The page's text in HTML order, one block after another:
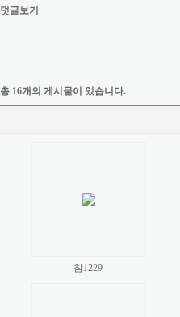
덧글보기
총 16개의 게시물이 있습니다.
참1229